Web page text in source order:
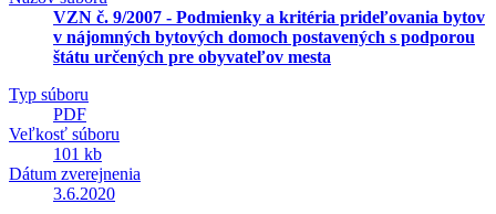
VZN č. 9/2007 - Podmienky a kritéria prideľovania bytov
v nájomných bytových domoch postavených s podporou
štátu určených pre obyvateľov mesta
Typ súboru
PDF
Veľkosť súboru
101 kb
Dátum zverejnenia
3.6.2020